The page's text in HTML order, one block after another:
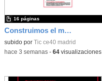
Construimos el mundo con LEGO
subido por Tic ce40 madrid
16 páginas
-hace 3 semanas- 64visualizaciones